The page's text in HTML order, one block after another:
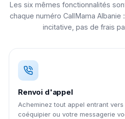
Les six mêmes fonctionnalités
chaque numéro CallMama
incitative, pas de frais
Renvoi d'appel
Acheminez tout appel entrant
coéquipier ou votre messagerie